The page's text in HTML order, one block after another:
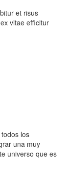
et risus
vitae efficitur
los
una muy
universo que es